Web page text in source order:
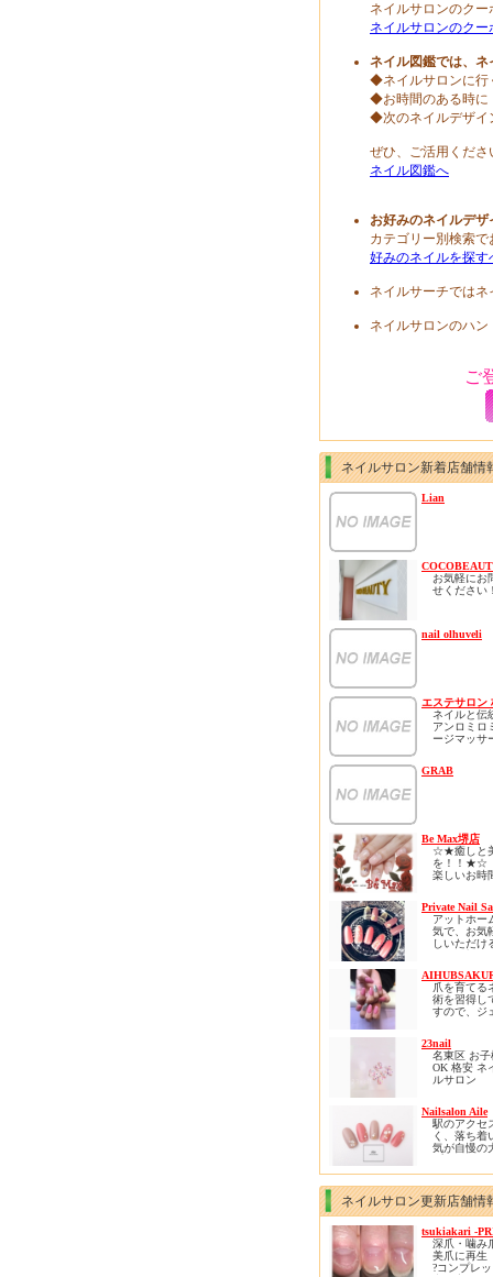
ネイルサロンのク
ネイルサロンのクー
ネイル図鑑では、
◆ネイルサロンに行
◆お時間のある時に
◆次のネイルデザイ
ぜひ、ご活用くださ
ネイル図鑑へ
お好みのネイルデ
カテゴリー別検索
好みのネイルを探す
ネイルサーチでは
ネイルサロンのハ
ご
ネイルサロン新着店舗情
Lian
お気軽にお
せください
ます！
nail olhuveli
エステサロン
ネイルと伝
アンロミロ
ージマッサ
ウレアオハ
さい
ストレス社
ているあ
ートサロン
時間を心ゆ
何度でも通
るようなリ
ロン、、、
「通えるリ
高技術をご
します。
待合とネイ
スはハワイ
はバリ空間
ております
リニューア
ンをし、さ
く、居心地
柏の他には
な空間で是
ろのストレ
ら癒されに
GRAB
Be Max堺店
☆★癒しと
を！！★☆
楽しいお時
スカルプ・
イル・マツ
ご予約承っ
す(^^)/
まずはお気
い合わせく
☆♪(^_-)-☆
たくさんの
心よりおま
ります( *´
Private Nail
アットホー
気で、お気
しいただけ
着いて施術
るサロンと
ります。
オープンは
ネイリスト
有資格者で
心して何で
ください。
皆様のご来
おります。
爪を育てる
術を習得し
すので、ジ
客様是非1
ださい
23nail
名東区 お子
OK 格安 ネ
ルサロン
※駐車場あ
ご新規様に
円オフとな
Nailsalon Aile
駅のアクセ
く、落ち着
気が自慢の
です✨
カラー選び
ン、自爪の
丁寧にカウ
グさせてい
す😊
角質ケアで
ネイルサロン更新店舗情
tsukiakari -
深爪・噛み
美爪に再生
?コンプレ